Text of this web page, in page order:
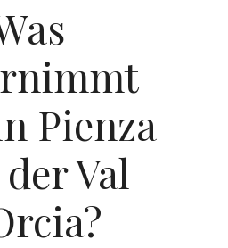
Pienza
Val